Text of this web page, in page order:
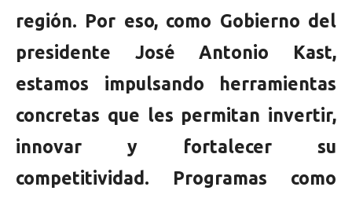
región. Por eso, como Gobierno del
presidente José Antonio Kast,
estamos impulsando herramientas
concretas que les permitan invertir,
innovar y fortalecer su
competitividad. Programas como